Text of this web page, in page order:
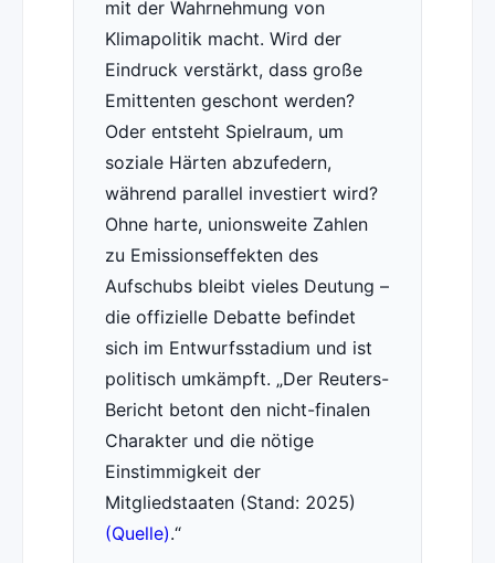
mit der Wahrnehmung von
Klimapolitik macht. Wird der
Eindruck verstärkt, dass große
Emittenten geschont werden?
Oder entsteht Spielraum, um
soziale Härten abzufedern,
während parallel investiert wird?
Ohne harte, unionsweite Zahlen
zu Emissionseffekten des
Aufschubs bleibt vieles Deutung –
die offizielle Debatte befindet
sich im Entwurfsstadium und ist
politisch umkämpft. Der Reuters-
Bericht betont den nicht-finalen
Charakter und die nötige
Einstimmigkeit der
Mitgliedstaaten (Stand: 2025)
(Quelle).